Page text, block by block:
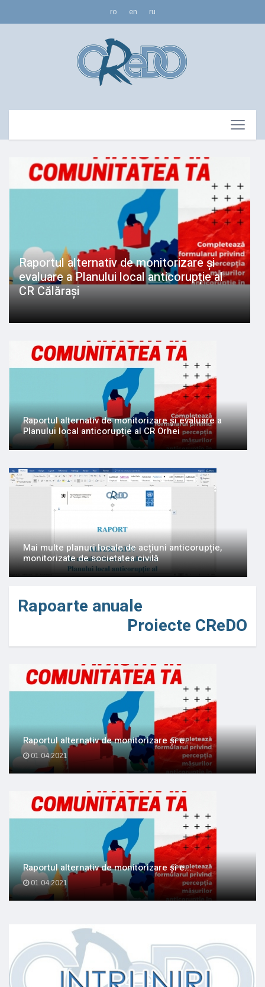
ro en ru
Raportul alternativ de monitorizare și
evaluare a Planului local anticorupție al
CR Călărași
Raportul alternativ de monitorizare și evaluare a
Planului local anticorupție al CR Orhei
Mai multe planuri locale de acțiuni anticorupție,
monitorizate de societatea civilă
Rapoarte anuale
Proiecte CReDO
Raportul alternativ de monitorizare și e...
01.04.2021
Raportul alternativ de monitorizare și e...
01.04.2021